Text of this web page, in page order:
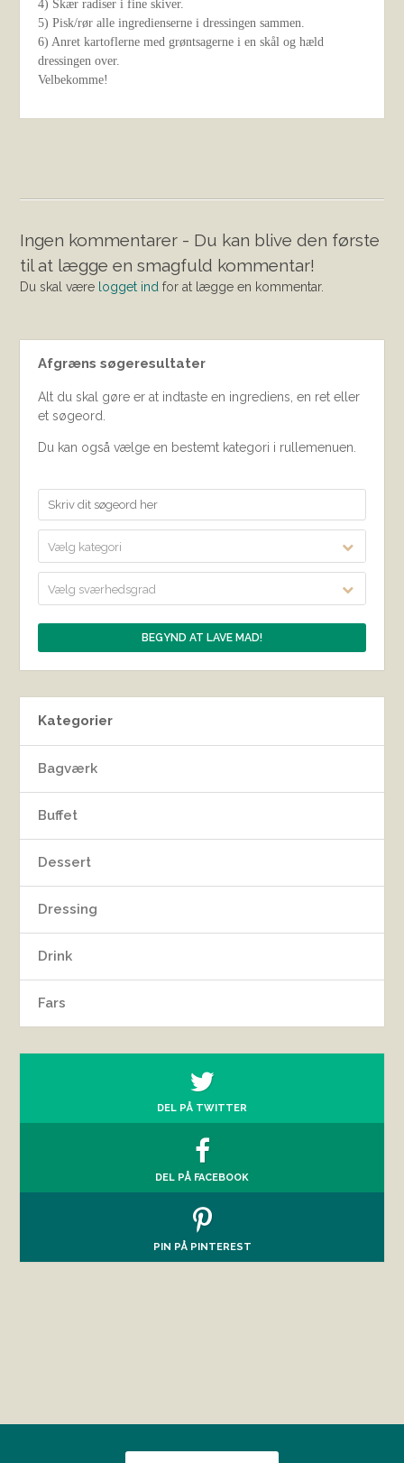
4) Skær radiser i fine skiver.
5) Pisk/rør alle ingredienserne i dressingen sammen.
6) Anret kartoflerne med grøntsagerne i en skål og hæld
dressingen over.
Velbekomme!
Ingen kommentarer - Du kan blive den første
til at lægge en smagfuld kommentar!
Du skal være logget ind for at lægge en kommentar.
Afgræns søgeresultater
Alt du skal gøre er at indtaste en ingrediens, en ret eller
et søgeord.
Du kan også vælge en bestemt kategori i rullemenuen.
Vælg kategori
Vælg sværhedsgrad
Kategorier
Bagværk
Buffet
Dessert
Dressing
Drink
Fars
DEL PÅ TWITTER
DEL PÅ FACEBOOK
PIN PÅ PINTEREST